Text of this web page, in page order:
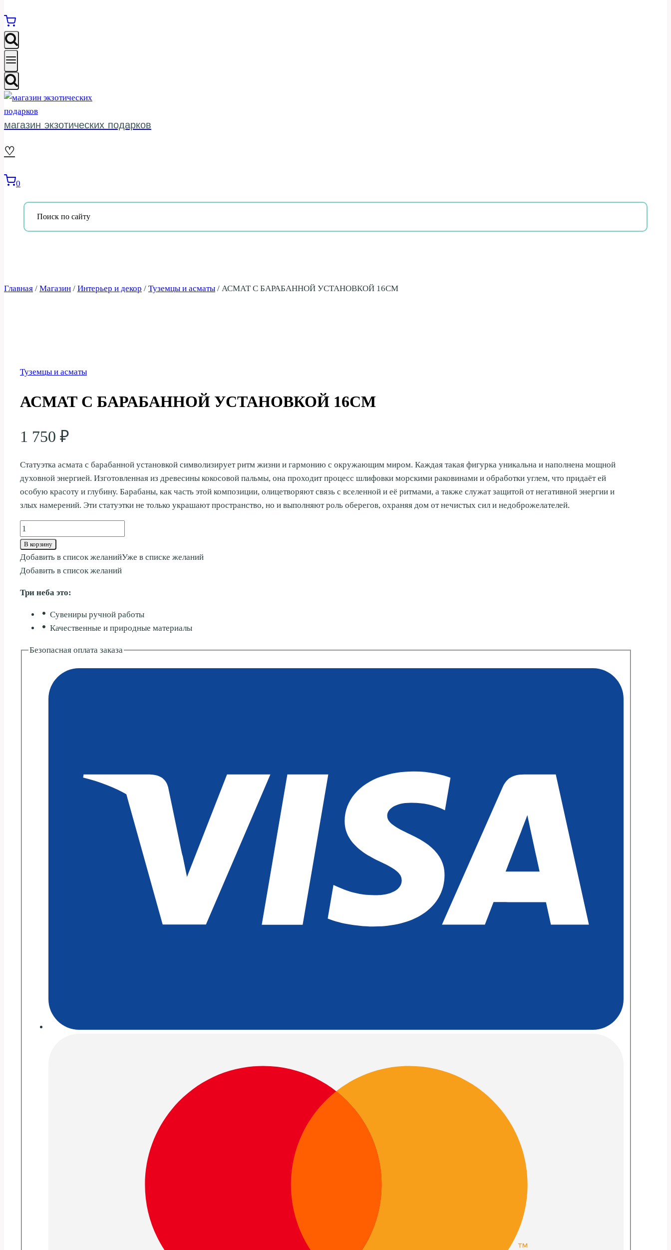
магазин экзотических подарков
♡
0
Главная / Магазин / Интерьер и декор / Туземцы и асматы / АСМАТ С БАРАБАННОЙ УСТАНОВКОЙ 16СМ
Туземцы и асматы
АСМАТ С БАРАБАННОЙ УСТАНОВКОЙ 16СМ
1 750 ₽
Статуэтка асмата с барабанной установкой символизирует ритм жизни и гармонию с окружающим миром. Каждая такая фигурка уникальна и наполнена мощной
духовной энергией. Изготовленная из древесины кокосовой пальмы, она проходит процесс шлифовки морскими раковинами и обработки углем, что придаёт ей
особую красоту и глубину. Барабаны, как часть этой композиции, олицетворяют связь с вселенной и её ритмами, а также служат защитой от негативной энергии и
злых намерений. Эти статуэтки не только украшают пространство, но и выполняют роль оберегов, охраняя дом от нечистых сил и недоброжелателей.
Количество
товара
АСМАТ
С
УСТАНОВКОЙ
В корзину
Добавить в список желанийУже в списке желаний
Добавить в список желаний
Три неба это:
Сувениры ручной работы
Качественные и природные материалы
Безопасная оплата заказа